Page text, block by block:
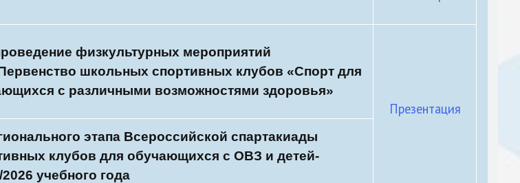
физкультурных мероприятий
школьных спортивных клубов «Спорт для
с различными возможностями здоровья»
Презентация
этапа Всероссийской спартакиады
клубов для обучающихся с ОВЗ и детей-
учебного года